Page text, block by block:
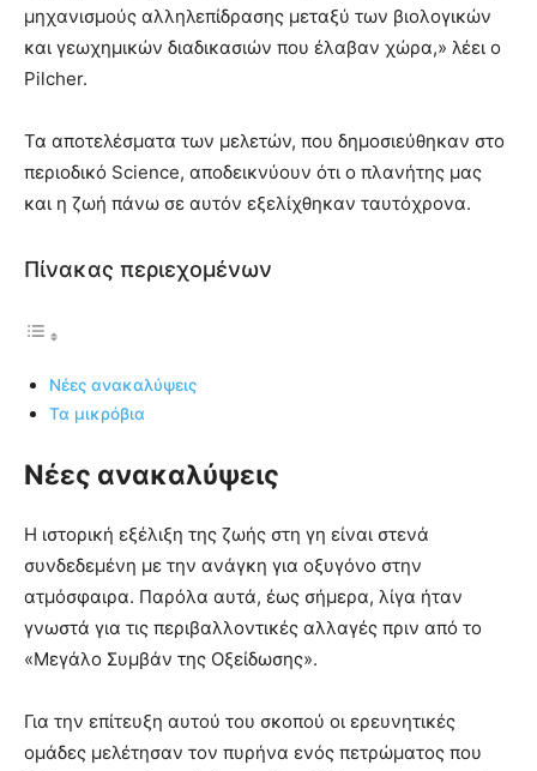
μηχανισμούς αλληλεπίδρασης μεταξύ των βιολογικών
και γεωχημικών διαδικασιών που έλαβαν χώρα,» λέει ο
Pilcher.
Τα αποτελέσματα των μελετών, που δημοσιεύθηκαν στο
περιοδικό Science, αποδεικνύουν ότι ο πλανήτης μας
και η ζωή πάνω σε αυτόν εξελίχθηκαν ταυτόχρονα.
Πίνακας περιεχομένων
Νέες ανακαλύψεις
Τα μικρόβια
Νέες ανακαλύψεις
Η ιστορική εξέλιξη της ζωής στη γη είναι στενά
συνδεδεμένη με την ανάγκη για οξυγόνο στην
ατμόσφαιρα. Παρόλα αυτά, έως σήμερα, λίγα ήταν
γνωστά για τις περιβαλλοντικές αλλαγές πριν από το
«Μεγάλο Συμβάν της Οξείδωσης».
Για την επίτευξη αυτού του σκοπού οι ερευνητικές
ομάδες μελέτησαν τον πυρήνα ενός πετρώματος που